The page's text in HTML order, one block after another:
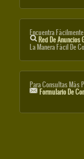
Encuentra
Red De Anuncios
La Manera Fácil De
Para Consultas Más
Formulario De